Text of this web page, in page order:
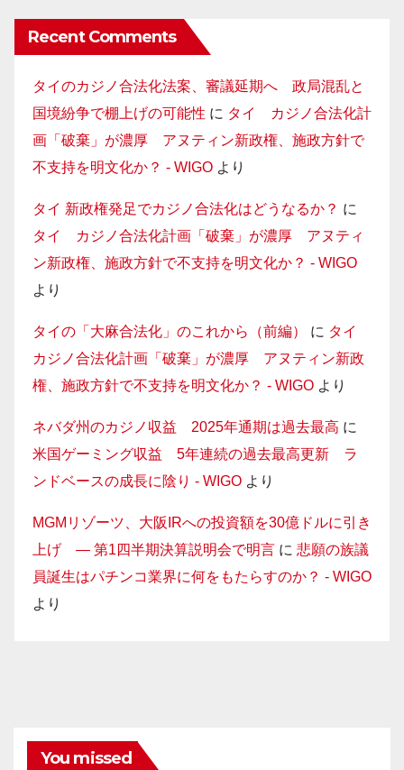
Recent Comments
タイのカジノ合法化法案、審議延期へ 政局混乱と
国境紛争で棚上げの可能性 に タイ カジノ合法化計
画「破棄」が濃厚 アヌティン新政権、施政方針で
不支持を明文化か？ - WIGO より
タイ 新政権発足でカジノ合法化はどうなるか？ に
タイ カジノ合法化計画「破棄」が濃厚 アヌティ
ン新政権、施政方針で不支持を明文化か？ - WIGO
より
タイの「大麻合法化」のこれから（前編） に タイ
カジノ合法化計画「破棄」が濃厚 アヌティン新政
権、施政方針で不支持を明文化か？ - WIGO より
ネバダ州のカジノ収益 2025年通期は過去最高 に
米国ゲーミング収益 5年連続の過去最高更新 ラ
ンドベースの成長に陰り - WIGO より
MGMリゾーツ、大阪IRへの投資額を30億ドルに引き
上げ — 第1四半期決算説明会で明言 に 悲願の族議
員誕生はパチンコ業界に何をもたらすのか？ - WIGO
より
You missed